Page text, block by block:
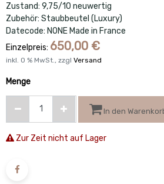
Zustand: 9,75/10 neuwertig
Zubehör: Staubbeutel (Luxury)
Datecode: NONE Made in France
Einzelpreis: 650,00 €
inkl. 0 % MwSt., zzgl Versand
Menge
In den
Zur Zeit nicht auf Lager